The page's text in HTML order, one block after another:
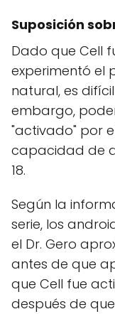
Suposición
Dado que Cell
experimentó el
natural, es
embargo,
"activado" por
capacidad de
18.
Según la
serie, los
el Dr. Gero
antes de que
que Cell fue
después de